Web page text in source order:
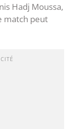
Hadj Moussa,
match peut